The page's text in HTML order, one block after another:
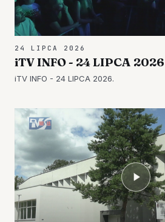
24 LIPCA 2026
iTV INFO - 24 LIPCA 2026
iTV INFO - 24 LIPCA 2026.